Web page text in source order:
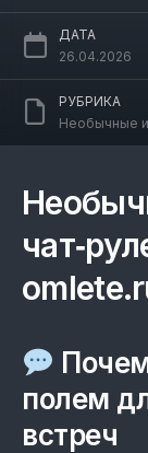
ДАТА
26.04.2026
РУБРИКА
Необычные
полем
встреч